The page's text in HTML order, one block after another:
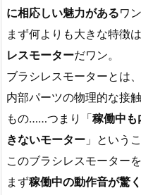
に相応しい魅力があるワ
まず何よりも大きな特徴
レスモーターだワン。
ブラシレスモーターとは
内部パーツの物理的な接
もの……つまり「稼働中も
きないモーター 」という
このブラシレスモーター
まず稼働中の動作音が驚